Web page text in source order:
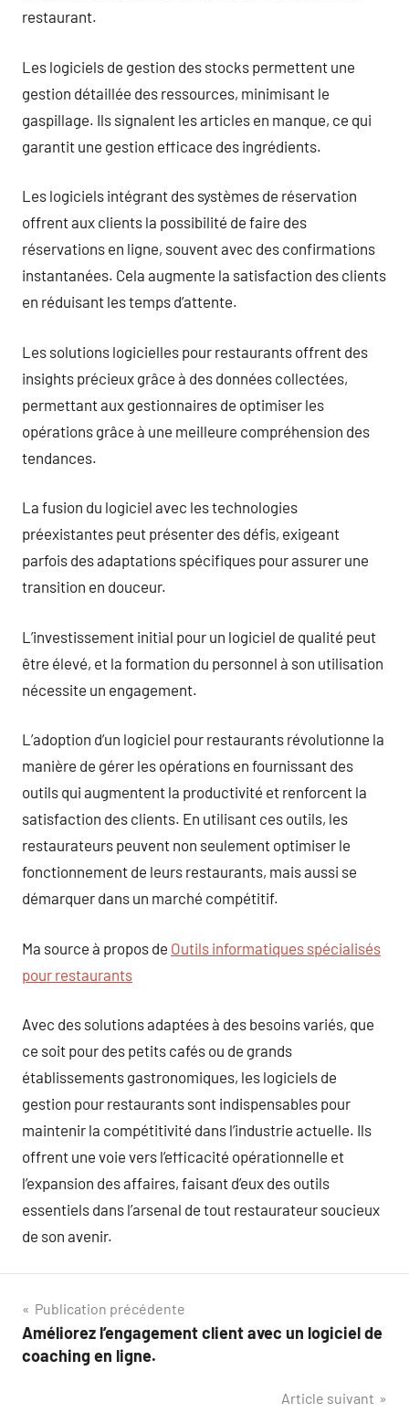
restaurant.
Les logiciels de gestion des stocks permettent une
gestion détaillée des ressources, minimisant le
gaspillage. Ils signalent les articles en manque, ce qui
garantit une gestion efficace des ingrédients.
Les logiciels intégrant des systèmes de réservation
offrent aux clients la possibilité de faire des
réservations en ligne, souvent avec des confirmations
instantanées. Cela augmente la satisfaction des clients
en réduisant les temps d’attente.
Les solutions logicielles pour restaurants offrent des
insights précieux grâce à des données collectées,
permettant aux gestionnaires de optimiser les
opérations grâce à une meilleure compréhension des
tendances.
La fusion du logiciel avec les technologies
préexistantes peut présenter des défis, exigeant
parfois des adaptations spécifiques pour assurer une
transition en douceur.
L’investissement initial pour un logiciel de qualité peut
être élevé, et la formation du personnel à son utilisation
nécessite un engagement.
L’adoption d’un logiciel pour restaurants révolutionne la
manière de gérer les opérations en fournissant des
outils qui augmentent la productivité et renforcent la
satisfaction des clients. En utilisant ces outils, les
restaurateurs peuvent non seulement optimiser le
fonctionnement de leurs restaurants, mais aussi se
démarquer dans un marché compétitif.
Ma source à propos de Outils informatiques spécialisés
pour restaurants
Avec des solutions adaptées à des besoins variés, que
ce soit pour des petits cafés ou de grands
établissements gastronomiques, les logiciels de
gestion pour restaurants sont indispensables pour
maintenir la compétitivité dans l’industrie actuelle. Ils
offrent une voie vers l’efficacité opérationnelle et
l’expansion des affaires, faisant d’eux des outils
essentiels dans l’arsenal de tout restaurateur soucieux
de son avenir.
Navigation
de
Publication précédente
Améliorez l’engagement client avec un logiciel de
coaching en ligne.
Article suivant